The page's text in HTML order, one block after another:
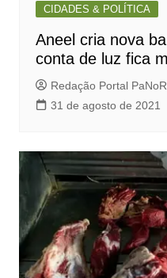
CIDADES & POLÍTICA
Aneel cria nova
conta de luz fica
Redação Portal
31 de agosto de 2021